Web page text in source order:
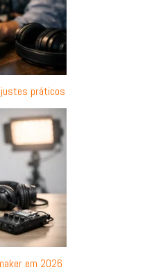
práticos
em 2026